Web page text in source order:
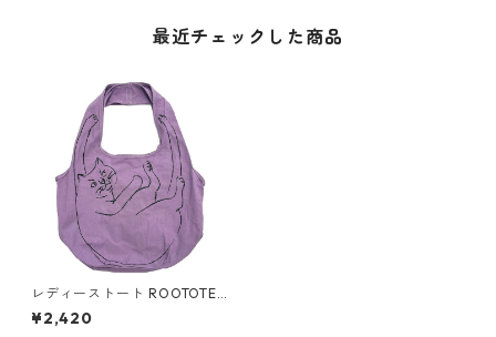
最近チェックした商品
レディーストート ROOTOTE
ルートート ルーショッパー.マ
ルシェ グロゼイユ
¥2,420